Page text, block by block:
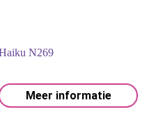
N269
Meer informatie